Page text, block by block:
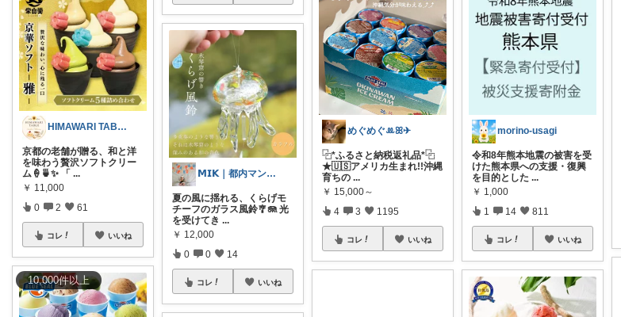
10,000件以上
HIMAWARI TABLE🌼
京都の老舗が贈る、和と洋
を味わう贅沢ソフトクリー
ム🍦🍵✨ 「 ...
￥ 11,000
0 2 61
コレ いいね
𝗠𝗜𝗞｜都内マンション
夏の風に揺れる、くらげモ
チーフのガラス風鈴🎐🪼 光
を受けてき ...
￥ 12,000
0 0 14
コレ いいね
めぐめぐꔛꕤ✈︎
⿻*ふるさと納税返礼品*⿻
★🇺🇸アメリカ生まれ!!沖縄
育ちの ...
￥ 15,000～
4 3 1195
コレ いいね
morino-usagi
令和8年熊本地震の被害を受
けた熊本県への支援・復興
を目的とした ...
￥ 1,000
1 14 811
コレ いいね